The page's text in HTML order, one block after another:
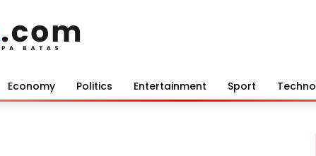
Economy Politics Entertainment Sport Techno